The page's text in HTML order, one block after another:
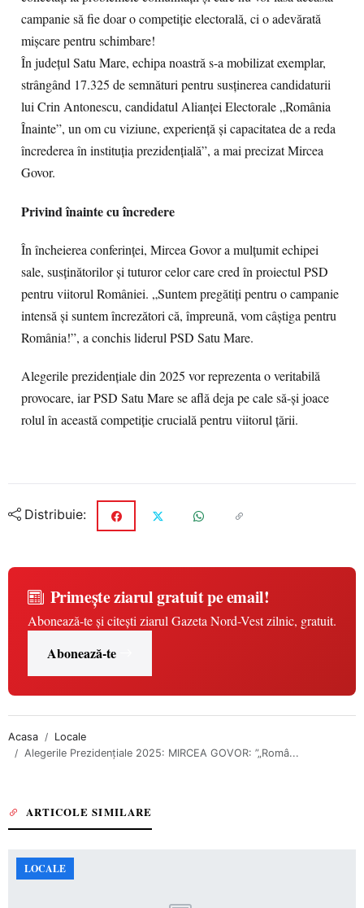
campanie să fie doar o competiție electorală, ci o adevărată
mișcare pentru schimbare!
În județul Satu Mare, echipa noastră s-a mobilizat exemplar,
strângând 17.325 de semnături pentru susținerea candidaturii
lui Crin Antonescu, candidatul Alianței Electorale „România
Înainte”, un om cu viziune, experiență și capacitatea de a reda
încrederea în instituția prezidențială”, a mai precizat Mircea
Govor.
Privind înainte cu încredere
În încheierea conferinței, Mircea Govor a mulțumit echipei
sale, susținătorilor și tuturor celor care cred în proiectul PSD
pentru viitorul României. „Suntem pregătiți pentru o campanie
intensă și suntem încrezători că, împreună, vom câștiga pentru
România!”, a conchis liderul PSD Satu Mare.
Alegerile prezidențiale din 2025 vor reprezenta o veritabilă
provocare, iar PSD Satu Mare se află deja pe cale să-și joace
rolul în această competiție crucială pentru viitorul țării.
Distribuie:
Primește ziarul gratuit pe email!
Abonează-te și citești ziarul Gazeta Nord-Vest zilnic, gratuit.
Abonează-te
Acasa
Locale
Alegerile Prezidențiale 2025: MIRCEA GOVOR: ”„Româ...
ARTICOLE SIMILARE
LOCALE